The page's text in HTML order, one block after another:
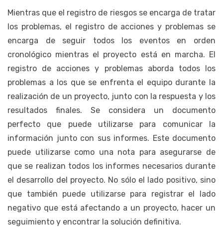
Mientras que el registro de riesgos se encarga de tratar
los problemas, el registro de acciones y problemas se
encarga de seguir todos los eventos en orden
cronológico mientras el proyecto está en marcha. El
registro de acciones y problemas aborda todos los
problemas a los que se enfrenta el equipo durante la
realización de un proyecto, junto con la respuesta y los
resultados finales. Se considera un documento
perfecto que puede utilizarse para comunicar la
información junto con sus informes. Este documento
puede utilizarse como una nota para asegurarse de
que se realizan todos los informes necesarios durante
el desarrollo del proyecto. No sólo el lado positivo, sino
que también puede utilizarse para registrar el lado
negativo que está afectando a un proyecto, hacer un
seguimiento y encontrar la solución definitiva.